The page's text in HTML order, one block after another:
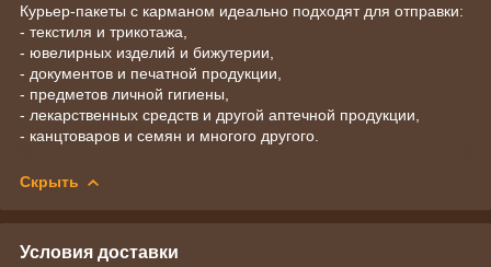
Курьер-пакеты с карманом идеально подходят для отправки:
- текстиля и трикотажа,
- ювелирных изделий и бижутерии,
- документов и печатной продукции,
- предметов личной гигиены,
- лекарственных средств и другой аптечной продукции,
- канцтоваров и семян и многого другого.
Скрыть
Условия доставки